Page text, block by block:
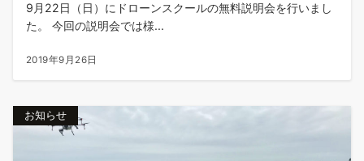
9月22日（日）にドローンスクールの無料説明会を行いまし
た。 今回の説明会では様...
2019年9月26日
お知らせ